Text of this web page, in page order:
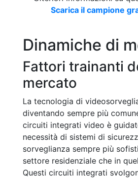
Scarica il campione
Dinamiche di
Fattori trainanti
mercato
La tecnologia di
diventando sempre più
circuiti integrati video è
necessità di sistemi di
sorveglianza sempre più
settore residenziale che in
Questi circuiti integrati